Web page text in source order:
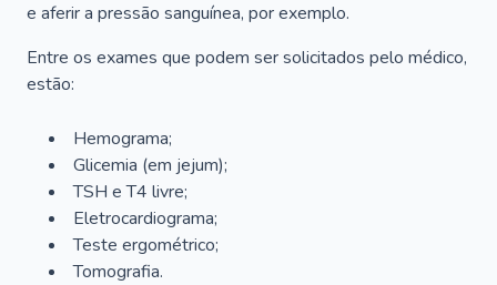
e aferir a pressão sanguínea, por exemplo.
Entre os exames que podem ser solicitados pelo médico,
estão:
Hemograma;
Glicemia (em jejum);
TSH e T4 livre;
Eletrocardiograma;
Teste ergométrico;
Tomografia.